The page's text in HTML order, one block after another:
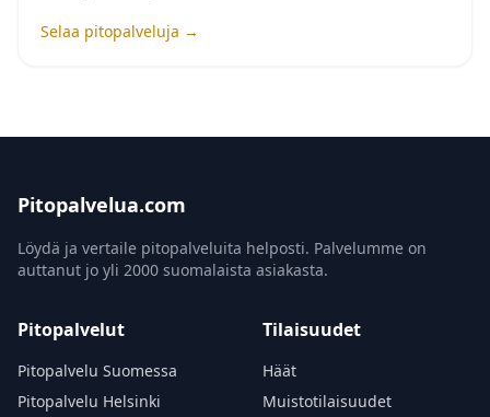
Selaa pitopalveluja →
Pitopalvelua.com
Löydä ja vertaile pitopalveluita helposti. Palvelumme on
auttanut jo yli 2000 suomalaista asiakasta.
Pitopalvelut
Pitopalvelu Suomessa
Pitopalvelu Helsinki
Tilaisuudet
Häät
Muistotilaisuudet